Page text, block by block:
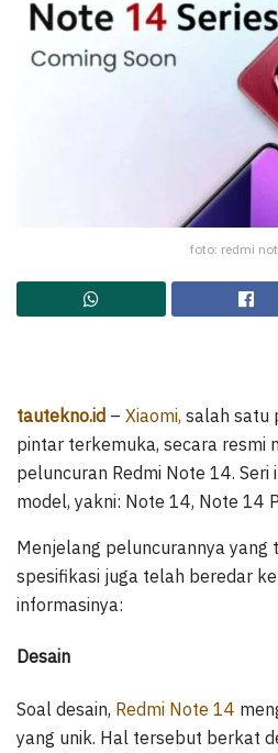
foto: redmi
tautekno.id – Xiaomi, salah satu
pintar terkemuka, secara resmi
peluncuran Redmi Note 14.
model, yakni: Note 14, Note 14
Menjelang peluncurannya yang
spesifikasi juga telah beredar
informasinya:
Desain
Soal desain, Redmi Note 14
yang unik. Hal tersebut berkat